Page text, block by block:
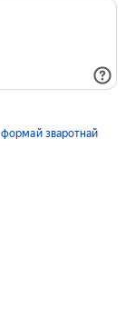
формай зваротнай